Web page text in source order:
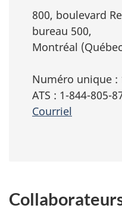
800, boulevard
bureau 500,
Montréal
Numéro unique :
ATS : 1-844-805-
Courriel